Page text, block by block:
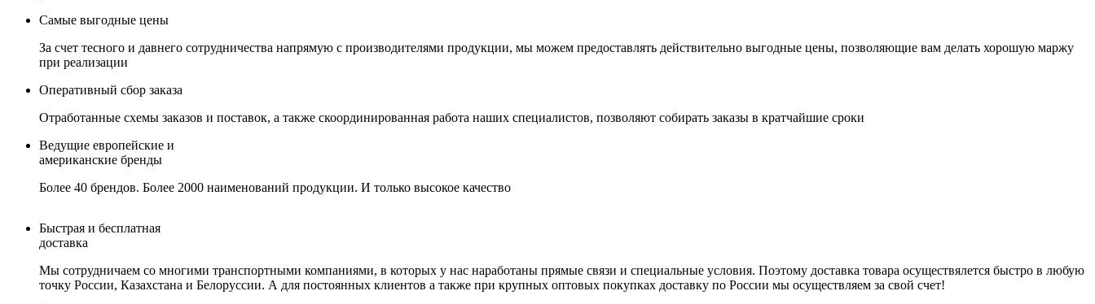
Самые выгодные цены
За счет тесного и давнего сотрудничества напрямую с производителями продукции, мы можем предоставлять действительно выгодные цены, позволяющие вам делать хорошую маржу
при реализации
Оперативный сбор заказа
Отработанные схемы заказов и поставок, а также скоординированная работа наших специалистов, позволяют собирать заказы в кратчайшие сроки
Ведущие европейские и
американские бренды
Более 40 брендов. Более 2000 наименований продукции. И только высокое качество
Быстрая и бесплатная
доставка
Мы сотрудничаем со многими транспортными компаниями, в которых у нас наработаны прямые связи и специальные условия. Поэтому доставка товара осуществялется быстро в любую
точку России, Казахстана и Белоруссии. А для постоянных клиентов а также при крупных оптовых покупках доставку по России мы осуществляем за свой счет!